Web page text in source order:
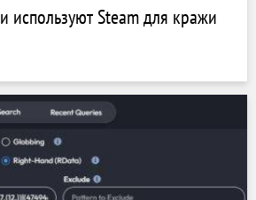
используют Steam для кражи